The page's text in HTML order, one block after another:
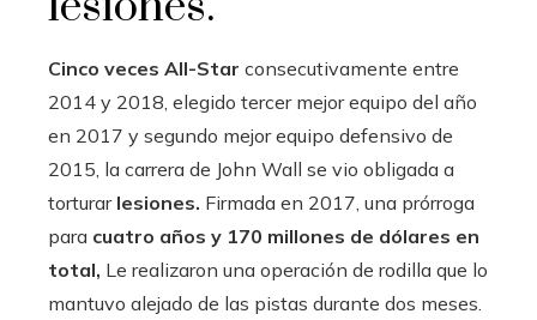
Cinco veces All-Star consecutivamente entre
2014 y 2018, elegido tercer mejor equipo del año
en 2017 y segundo mejor equipo defensivo de
2015, la carrera de John Wall se vio obligada a
torturar lesiones. Firmada en 2017, una prórroga
para cuatro años y 170 millones de dólares en
total, Le realizaron una operación de rodilla que lo
mantuvo alejado de las pistas durante dos meses.